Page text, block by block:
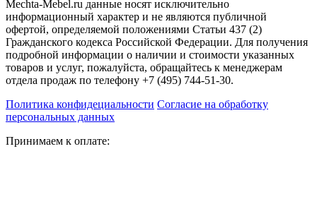
Mechta-Mebel.ru данные носят исключительно
информационный характер и не являются публичной
офертой, определяемой положениями Статьи 437 (2)
Гражданского кодекса Российской Федерации. Для получения
подробной информации о наличии и стоимости указанных
товаров и услуг, пожалуйста, обращайтесь к менеджерам
отдела продаж по телефону +7 (495) 744-51-30.
Политика конфидециальности Согласие на обработку
персональных данных
Принимаем к оплате: